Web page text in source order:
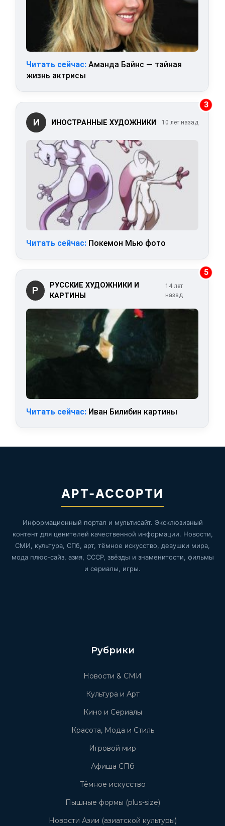
Читать сейчас: Аманда Байнс — тайная
жизнь актрисы
3
И ИНОСТРАННЫЕ ХУДОЖНИКИ 10 лет назад
Читать сейчас: Покемон Мью фото
5
Р
РУССКИЕ ХУДОЖНИКИ И
КАРТИНЫ
14 лет
назад
Читать сейчас: Иван Билибин картины
АРТ-АССОРТИ
Информационный портал и мультисайт. Эксклюзивный
контент для ценителей качественной информации. Новости,
СМИ, культура, СПб, арт, тёмное искусство, девушки мира,
мода плюс-сайз, азия, СССР, звёзды и знаменитости, фильмы
и сериалы, игры.
Рубрики
Новости & СМИ
Культура и Арт
Кино и Сериалы
Красота, Мода и Стиль
Игровой мир
Афиша СПб
Тёмное искусство
Пышные формы (plus-size)
Новости Азии (азиатской культуры)